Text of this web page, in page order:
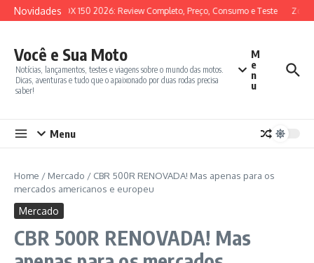
Ir para o conteúdo
Novidades
SYM ADX 150 2026: Review Completo, Preço, Consumo e Teste
Você e Sua Moto
Notícias, lançamentos, testes e viagens sobre o mundo das motos.
Dicas, aventuras e tudo que o apaixonado por duas rodas precisa
saber!
M
e
n
u
Menu
Home / Mercado / CBR 500R RENOVADA! Mas apenas para os
mercados americanos e europeu
Mercado
CBR 500R RENOVADA! Mas